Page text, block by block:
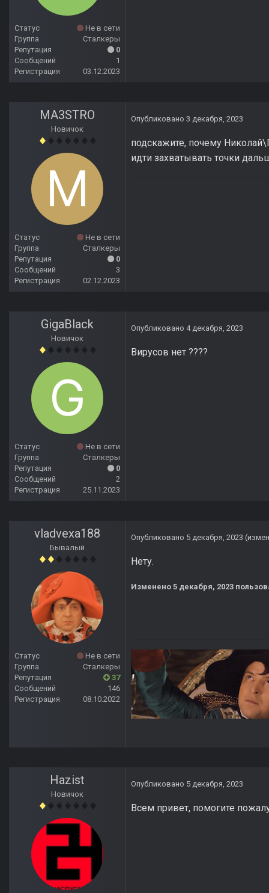
Статус
Не в сети
Группа
Сталкеры
Репутация
0
Сообщений
1
Регистрация
03.12.2023
MA3STRO
Новичок
Статус
Не в сети
Группа
Сталкеры
Репутация
0
Сообщений
3
Регистрация
02.12.2023
Опубликовано 3 декабря, 2023
подскажите, почему
идти захватывать точки
GigaBlack
Новичок
Статус
Не в сети
Группа
Сталкеры
Репутация
0
Сообщений
2
Регистрация
25.11.2023
Опубликовано 4 декабря, 2023
Вирусов нет ????
vladvexa188
Бывалый
Статус
Не в сети
Группа
Сталкеры
Репутация
37
Сообщений
146
Регистрация
08.10.2022
Опубликовано 5 декабря, 2023
Нету.
Изменено 5 декабря, 2023
Hazist
Новичок
Опубликовано 5 декабря, 2023
Всем привет, помогите